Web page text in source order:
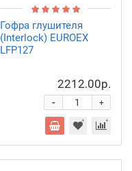
Гофра глушителя
(Interlock) EUROEX
LFP127
2212.00р.
+
-